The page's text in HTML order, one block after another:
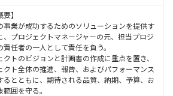
要】
事業が成功するためのソリューションを提供す
、プロジェクトマネージャーの元、担当プロジ
責任者の一人として責任を負う。
クトのビジョンと計画書の作成に重点を置き、
クト全体の推進、報告、およびパフォーマンス
るとともに、期待される品質、納期、予算、お
囲を守る。